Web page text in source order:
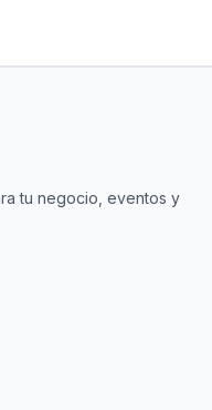
tu negocio, eventos y